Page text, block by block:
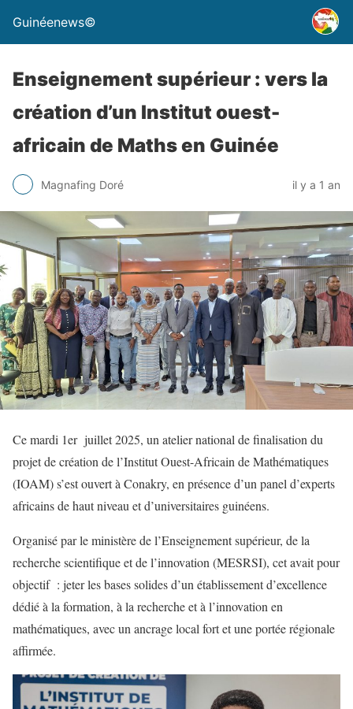
Guinéenews©
Enseignement supérieur : vers la
création d’un Institut ouest-
africain de Maths en Guinée
Magnafing Doré il y a 1 an
Ce mardi 1er juillet 2025, un atelier national de finalisation du
projet de création de l’Institut Ouest-Africain de Mathématiques
(IOAM) s’est ouvert à Conakry, en présence d’un panel d’experts
africains de haut niveau et d’universitaires guinéens.
Organisé par le ministère de l’Enseignement supérieur, de la
recherche scientifique et de l’innovation (MESRSI), cet avait pour
objectif : jeter les bases solides d’un établissement d’excellence
dédié à la formation, à la recherche et à l’innovation en
mathématiques, avec un ancrage local fort et une portée régionale
affirmée.